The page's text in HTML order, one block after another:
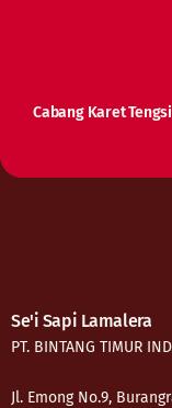
Cabang Karet
Se'i Sapi Lamalera
PT. BINTANG TIMUR
Jl. Emong No.9,